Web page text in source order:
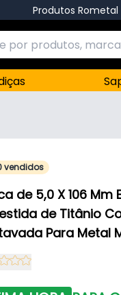
Produtos Rometal
vendidos
de 5,0 X 106 Mm
de Titânio
Para Metal